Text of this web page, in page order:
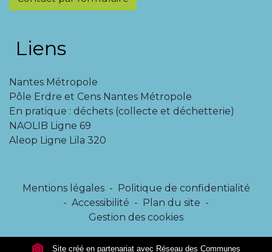
Liens
Nantes Métropole
Pôle Erdre et Cens Nantes Métropole
En pratique : déchets (collecte et déchetterie)
NAOLIB Ligne 69
Aleop Ligne Lila 320
Mentions légales - Politique de confidentialité
- Accessibilité - Plan du site -
Gestion des cookies
Site créé en partenariat avec Réseau des Communes